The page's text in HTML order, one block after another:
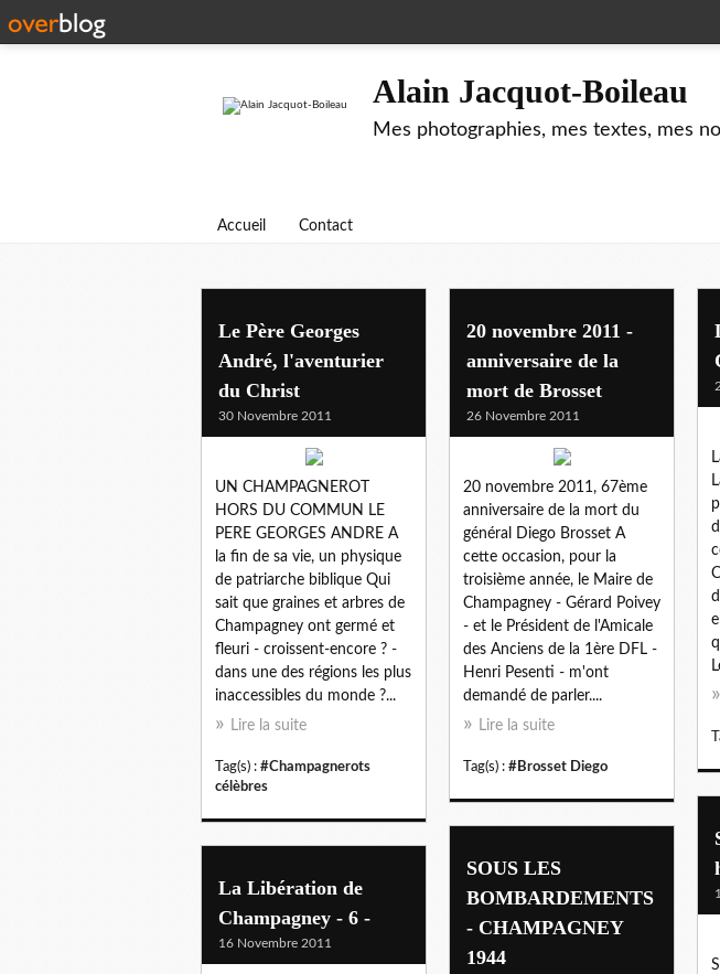
Alain Jacquot-Boileau
Mes photographies, mes textes, mes
Accueil Contact
Le Père Georges
André, l'aventurier
du Christ
30 Novembre 2011
UN CHAMPAGNEROT
HORS DU COMMUN LE
PERE GEORGES ANDRE A
la fin de sa vie, un physique
de patriarche biblique Qui
sait que graines et arbres de
Champagney ont germé et
fleuri - croissent-encore ? -
dans une des régions les plus
inaccessibles du monde ?...
Lire la suite
Tag(s) : #Champagnerots
célèbres
20 novembre 2011 -
anniversaire de la
mort de Brosset
26 Novembre 2011
20 novembre 2011, 67ème
anniversaire de la mort du
général Diego Brosset A
cette occasion, pour la
troisième année, le Maire de
Champagney - Gérard Poivey
- et le Président de l'Amicale
des Anciens de la 1ère DFL -
Henri Pesenti - m'ont
demandé de parler....
Lire la suite
Tag(s) : #Brosset Diego
SOUS LES
BOMBARDEMENTS
- CHAMPAGNEY
1944
La Libération de
Champagney - 6 -
16 Novembre 2011